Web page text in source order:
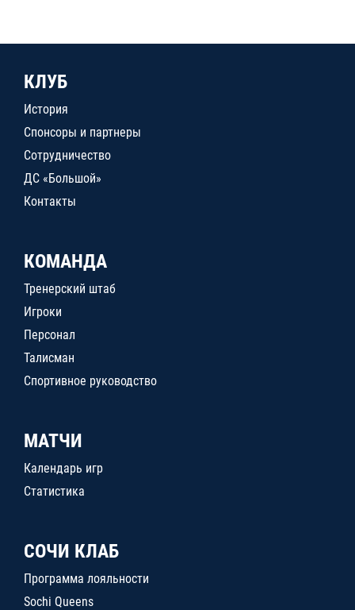
КЛУБ
История
Спонсоры и партнеры
Сотрудничество
ДС «Большой»
Контакты
КОМАНДА
Тренерский штаб
Игроки
Персонал
Талисман
Спортивное руководство
МАТЧИ
Календарь игр
Статистика
СОЧИ КЛАБ
Программа лояльности
Sochi Queens